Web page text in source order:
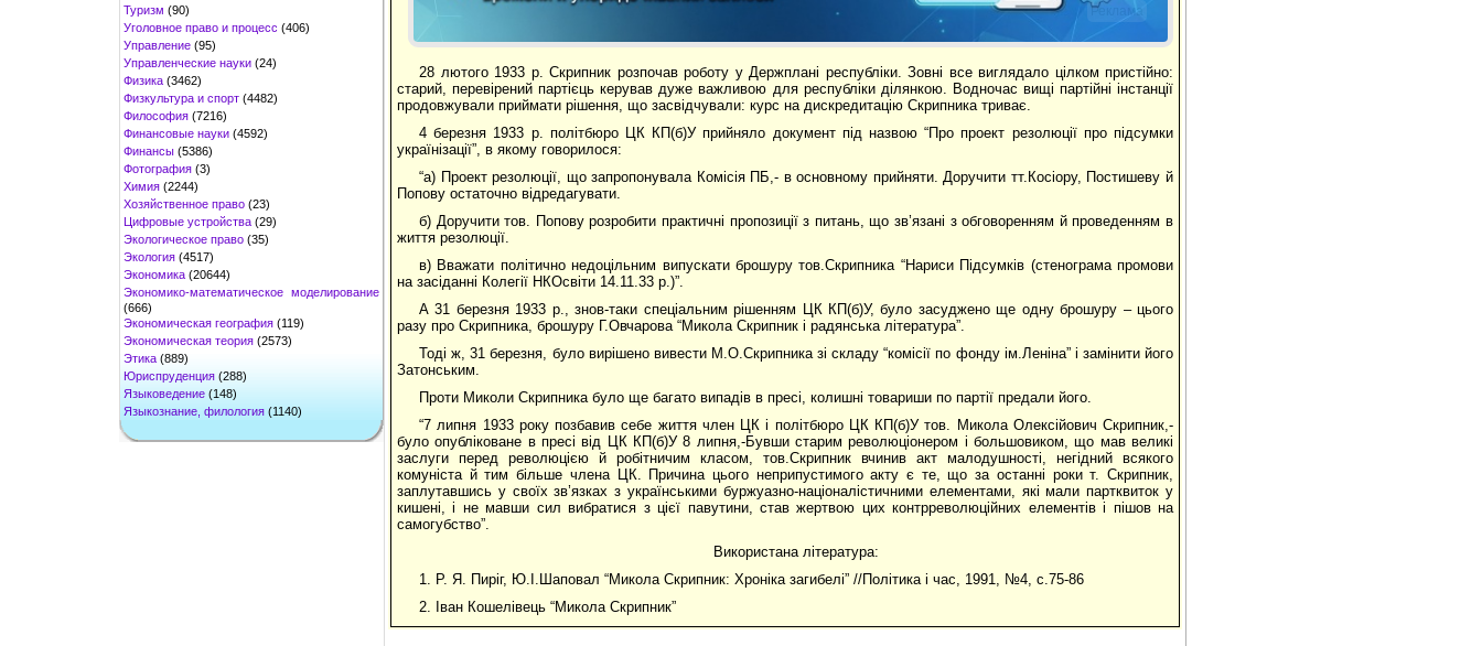
Туризм (90)
Уголовное право и процесс (406)
Управление (95)
Управленческие науки (24)
Физика (3462)
Физкультура и спорт (4482)
Философия (7216)
Финансовые науки (4592)
Финансы (5386)
Фотография (3)
Химия (2244)
Хозяйственное право (23)
Цифровые устройства (29)
Экологическое право (35)
Экология (4517)
Экономика (20644)
Экономико-математическое моделирование
(666)
Экономическая география (119)
Экономическая теория (2573)
Этика (889)
Юриспруденция (288)
Языковедение (148)
Языкознание, филология (1140)
Реклама
28 лютого 1933 р. Скрипник розпочав роботу у Держплані республіки. Зовні все виглядало цілком пристійно:
старий, перевірений партієць керував дуже важливою для республіки ділянкою. Водночас вищі партійні інстанції
продовжували приймати рішення, що засвідчували: курс на дискредитацію Скрипника триває.
4 березня 1933 р. політбюро ЦК КП(б)У прийняло документ під назвою “Про проект резолюції про підсумки
українізації”, в якому говорилося:
“а) Проект резолюції, що запропонувала Комісія ПБ,- в основному прийняти. Доручити тт.Косіору, Постишеву й
Попову остаточно відредагувати.
б) Доручити тов. Попову розробити практичні пропозиції з питань, що зв’язані з обговоренням й проведенням в
життя резолюції.
в) Вважати політично недоцільним випускати брошуру тов.Скрипника “Нариси Підсумків (стенограма промови
на засіданні Колегії НКОсвіти 14.11.33 р.)”.
А 31 березня 1933 р., знов-таки спеціальним рішенням ЦК КП(б)У, було засуджено ще одну брошуру – цього
разу про Скрипника, брошуру Г.Овчарова “Микола Скрипник і радянська література”.
Тоді ж, 31 березня, було вирішено вивести М.О.Скрипника зі складу “комісії по фонду ім.Леніна” і замінити його
Затонським.
Проти Миколи Скрипника було ще багато випадів в пресі, колишні товариши по партії предали його.
“7 липня 1933 року позбавив себе життя член ЦК і політбюро ЦК КП(б)У тов. Микола Олексійович Скрипник,-
було опубліковане в пресі від ЦК КП(б)У 8 липня,-Бувши старим революціонером і большовиком, що мав великі
заслуги перед революцією й робітничим класом, тов.Скрипник вчинив акт малодушності, негідний всякого
комуніста й тим більше члена ЦК. Причина цього неприпустимого акту є те, що за останні роки т. Скрипник,
заплутавшись у своїх зв’язках з українськими буржуазно-націоналістичними елементами, які мали партквиток у
кишені, і не мавши сил вибратися з цієї павутини, став жертвою цих контрреволюційних елементів і пішов на
самогубство”.
Використана література:
1. Р. Я. Пиріг, Ю.І.Шаповал “Микола Скрипник: Хроніка загибелі” //Політика і час, 1991, №4, с.75-86
2. Іван Кошелівець “Микола Скрипник”